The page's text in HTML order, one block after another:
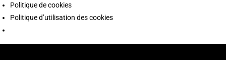
Politique de cookies
Politique d’utilisation des cookies